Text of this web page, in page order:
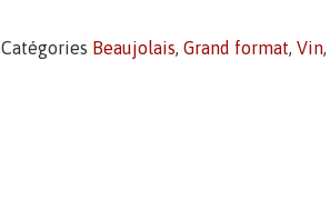
Catégories Beaujolais Grand format Vin